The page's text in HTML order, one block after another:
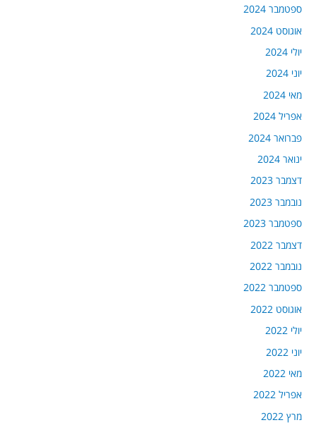
ספטמבר 2024
אוגוסט 2024
יולי 2024
יוני 2024
מאי 2024
אפריל 2024
פברואר 2024
ינואר 2024
דצמבר 2023
נובמבר 2023
ספטמבר 2023
דצמבר 2022
נובמבר 2022
ספטמבר 2022
אוגוסט 2022
יולי 2022
יוני 2022
מאי 2022
אפריל 2022
מרץ 2022